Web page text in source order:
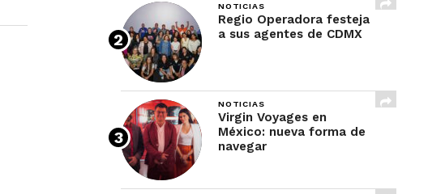
NOTICIAS
Regio Operadora festeja
a sus agentes de CDMX
NOTICIAS
Virgin Voyages en
México: nueva forma de
navegar